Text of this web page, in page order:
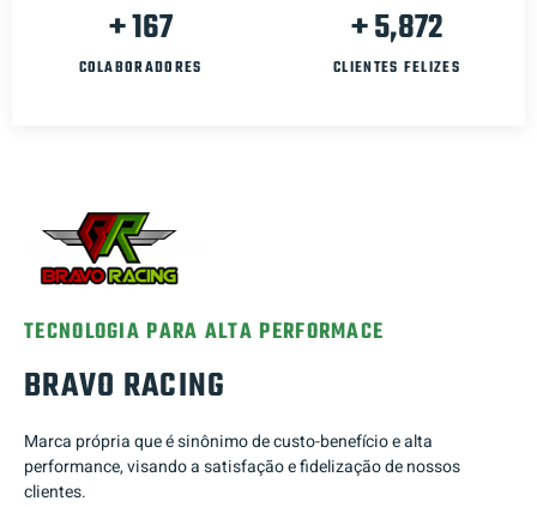
+200
COLABORADORES
+7,000
CLIENTES FELIZES
TECNOLOGIA PARA ALTA PERFORMACE
BRAVO RACING
Marca própria que é sinônimo de custo-benefício e alta
performance, visando a satisfação e fidelização de nossos
clientes.